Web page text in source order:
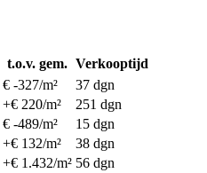
t.o.v. gem. Verkooptijd
€ -327/m²
37 dgn
+€ 220/m²
251 dgn
€ -489/m²
15 dgn
+€ 132/m²
38 dgn
+€ 1.432/m² 56 dgn